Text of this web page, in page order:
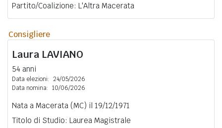
Partito/Coalizione: L'Altra Macerata
Consigliere
Laura LAVIANO
54 anni
Data elezioni: 24/05/2026
Data nomina: 10/06/2026
Nata a Macerata (MC) il 19/12/1971
Titolo di Studio: Laurea Magistrale